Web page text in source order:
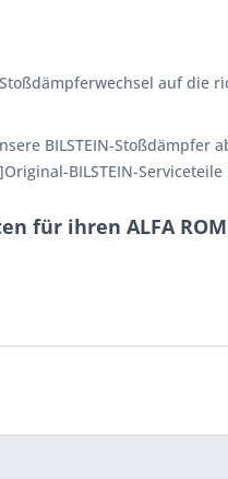
auf die
BILSTEIN-Stoßdämpfer
BILSTEIN-
ihren ALFA